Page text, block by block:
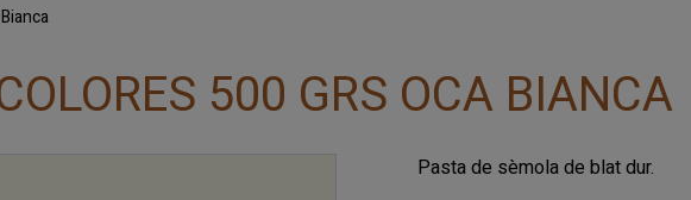
500 GRS OCA BIANCA
Pasta de sèmola de blat dur.